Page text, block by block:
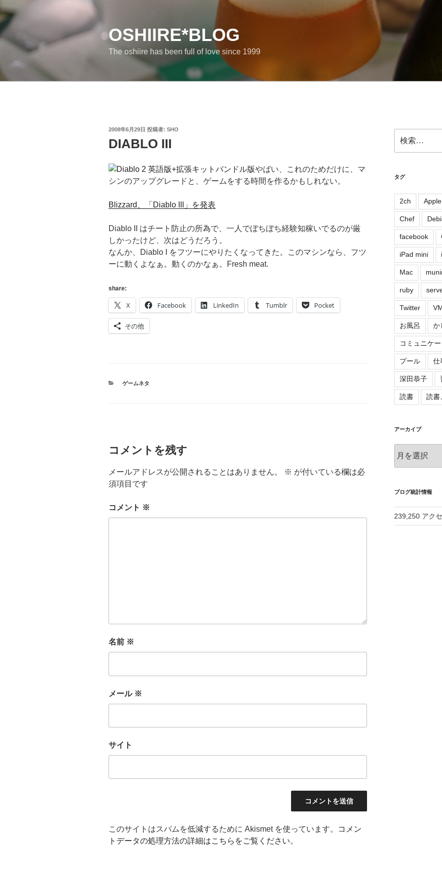
コ
ン
テ
ン
ス
OSHIIRE*BLOG
The oshiire has been full of love since 1999
投
日:
2008年6月29日 投稿者: SHO
DIABLO III
やばい、これのためだけに、マ
シンのアップグレードと、ゲームをする時間を作るかもしれない。
Blizzard、「Diablo III」を発表
Diablo II はチート防止の所為で、一人でぼちぼち経験知稼いでるのが厳
しかったけど、次はどうだろう。
なんか、Diablo I をフツーにやりたくなってきた。このマシンなら、フツ
ーに動くよなぁ。動くのかなぁ。Fresh meat.
share:
X Facebook LinkedIn Tumblr Pocket
その他
カ
ゲームネタ
コメントを残す
メールアドレスが公開されることはありません。 ※ が付いている欄は必
須項目です
コメント ※
名前 ※
メール ※
サイト
このサイトはスパムを低減するために Akismet を使っています。
コメン
トデータの処理方法の詳細はこちらをご覧ください。
索:
タグ
2ch Apple
Chef
facebook
iPad mini
Mac
ruby
Twitter
お風呂 か
コミュニケ
プール 仕
深田恭子
読書 読書
アーカイブ
ー
ブ
ブログ統計情報
239,250 アク